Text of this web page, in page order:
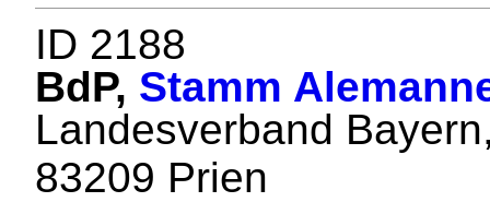
ID 2188
BdP, Stamm
Landesverband
83209 Prien